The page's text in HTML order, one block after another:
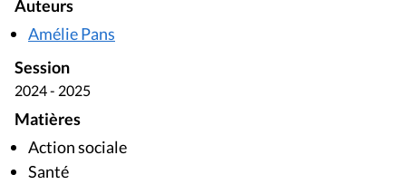
Auteurs
Amélie Pans
Session
2024 - 2025
Matières
Action sociale
Santé